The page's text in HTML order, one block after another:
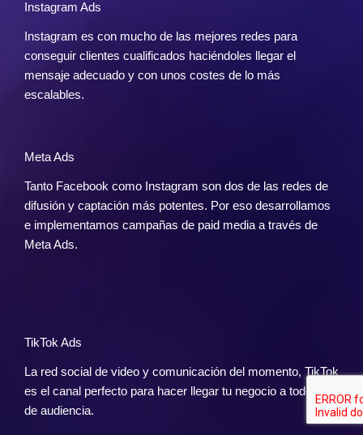
Instagram Ads
Instagram es con mucho de las mejores redes para
conseguir clientes cualificados haciéndoles llegar el
mensaje adecuado y con unos costes de lo más
escalables.
Meta Ads
Tanto Facebook como Instagram son dos de las redes de
difusión y captación más potentes. Por eso desarrollamos
e implementamos campañas de paid media a través de
Meta Ads.
TikTok Ads
La red social de video y comunicación del momento, TikTok
es el canal perfecto para hacer llegar tu negocio a todo tipo
de audiencia.